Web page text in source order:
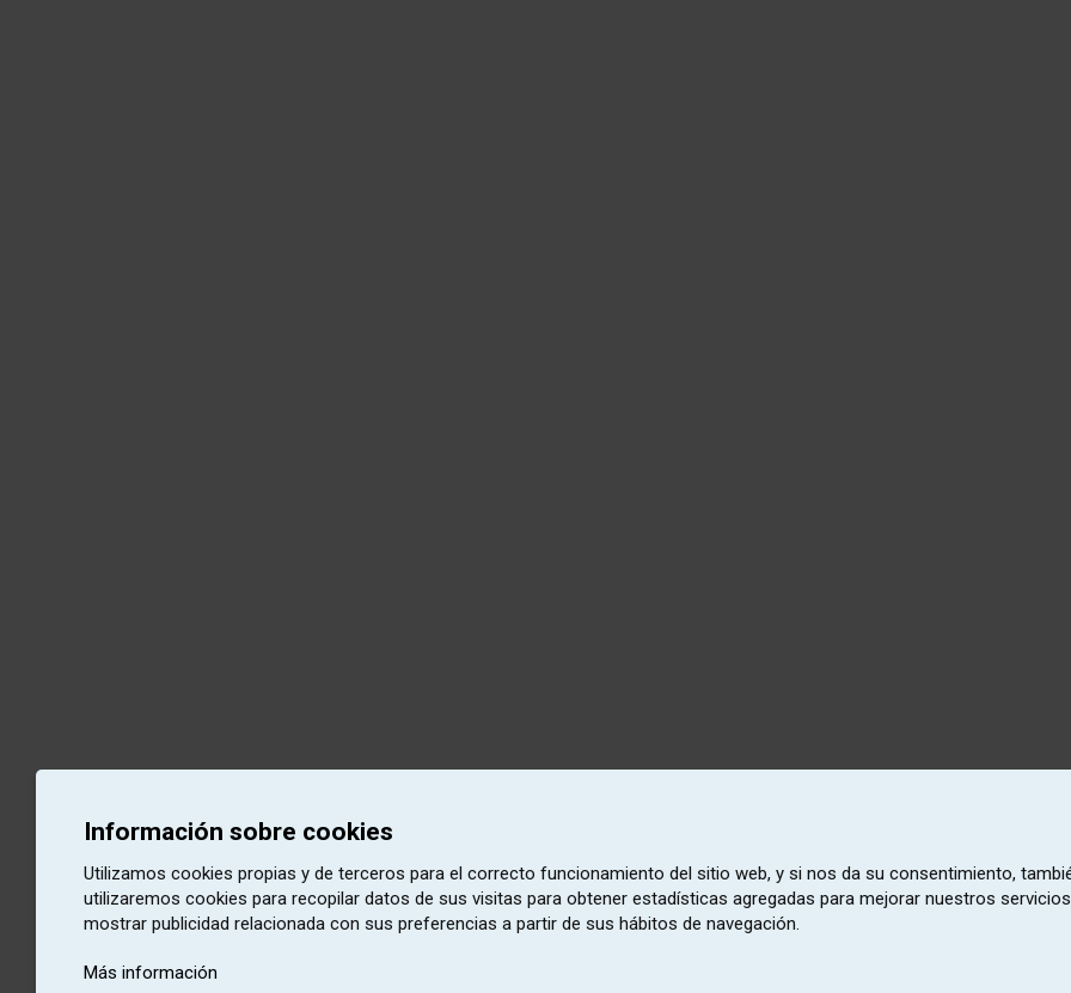
Información sobre cookies
Utilizamos cookies propias y de terceros para el correcto funcionamiento del sitio web, y si nos da su consentimiento,
utilizaremos cookies para recopilar datos de sus visitas para obtener estadísticas agregadas para mejorar nuestros
mostrar publicidad relacionada con sus preferencias a partir de sus hábitos de navegación.
Más información